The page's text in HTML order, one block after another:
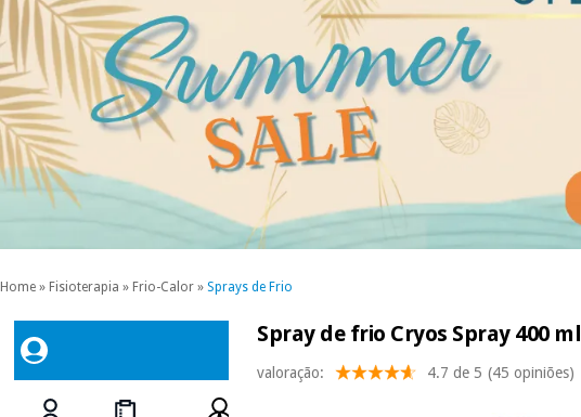
Home » Fisioterapia » Frio-Calor » Sprays de Frio
Spray de frio Cryos Spray 400 ml
valoração: 4.7 de 5 (45 opiniões)